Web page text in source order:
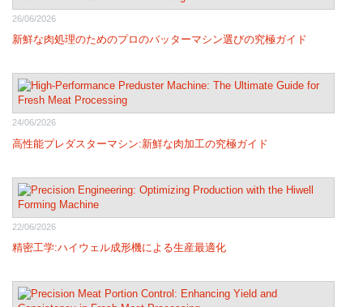
26/06/2026
新鮮な肉処理のためのプロのバッターマシン選びの究極ガイド
24/06/2026
高性能プレダスターマシン:新鮮な肉加工の究極ガイド
22/06/2026
精密工学:ハイウェル成形機による生産最適化